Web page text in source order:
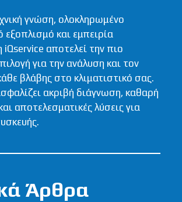
γνώση, ολοκληρωμένο
εξοπλισμό και εμπειρία
iQservice αποτελεί την πιο
για την ανάλυση και τον
βλάβης στο κλιματιστικό σας.
ακριβή διάγνωση, καθαρή
αποτελεσματικές λύσεις για
Άρθρα